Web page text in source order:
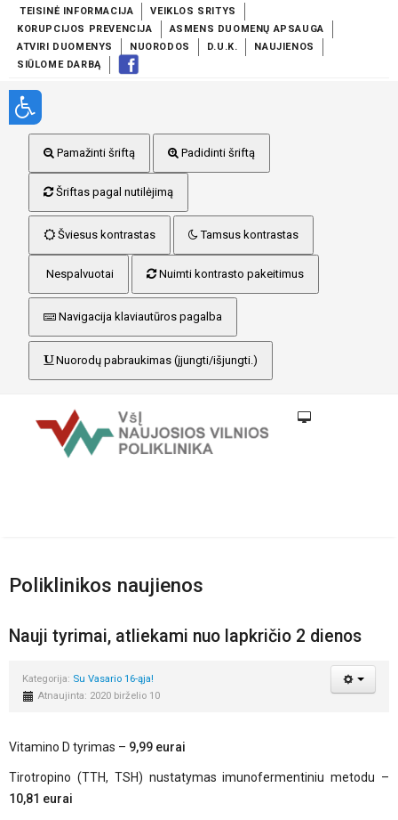
TEISINĖ INFORMACIJA
VEIKLOS SRITYS
KORUPCIJOS PREVENCIJA
ASMENS DUOMENŲ APSAUGA
ATVIRI DUOMENYS
NUORODOS D.U.K.
NAUJIENOS
SIŪLOME DARBĄ
Pamažinti šriftą Padidinti šriftą
Šriftas pagal nutilėjimą
Šviesus kontrastas Tamsus kontrastas
Nespalvuotai Nuimti kontrasto pakeitimus
Navigacija klaviautūros pagalba
Nuorodų pabraukimas (įjungti/išjungti.)
Poliklinikos naujienos
Nauji tyrimai, atliekami nuo lapkričio 2 dienos
Kategorija: Su Vasario 16-ąja!
Atnaujinta: 2020 birželio 10
Vitamino D tyrimas – 9,99 eurai
Tirotropino (TTH, TSH) nustatymas imunofermentiniu metodu –
10,81 eurai